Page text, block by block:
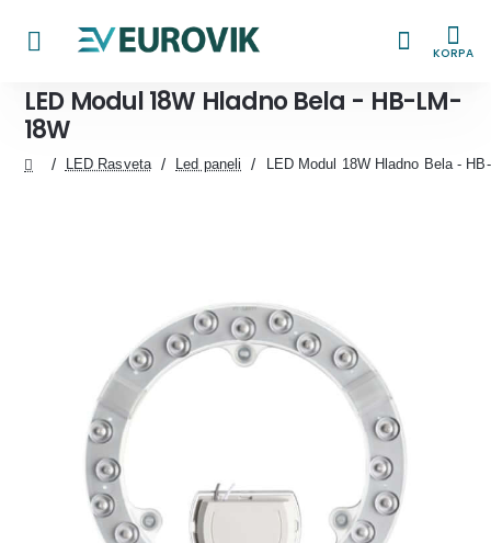
KORPA
LED Modul 18W Hladno Bela - HB-LM-
18W
LED Rasveta Led paneli LED Modul 18W Hladno Bela -